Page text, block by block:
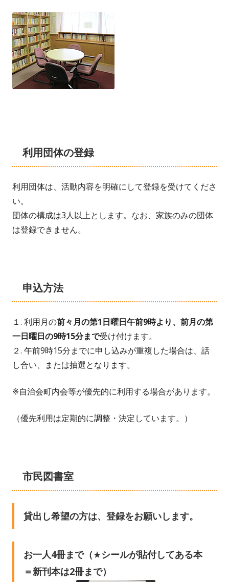
利用団体の登録
利用団体は、活動内容を明確にして登録を受けてくださ
い。
団体の構成は3人以上とします。なお、家族のみの団体
は登録できません。
申込方法
１. 利用月の前々月の第1日曜日午前9時より、前月の第
一日曜日の9時15分まで受け付けます。
２. 午前9時15分までに申し込みが重複した場合は、話
し合い、または抽選となります。
※自治会町内会等が優先的に利用する場合があります。
（優先利用は定期的に調整・決定しています。）
市民図書室
貸出し希望の方は、登録をお願いします。
お一人4冊まで（★シールが貼付してある本
＝新刊本は2冊まで）